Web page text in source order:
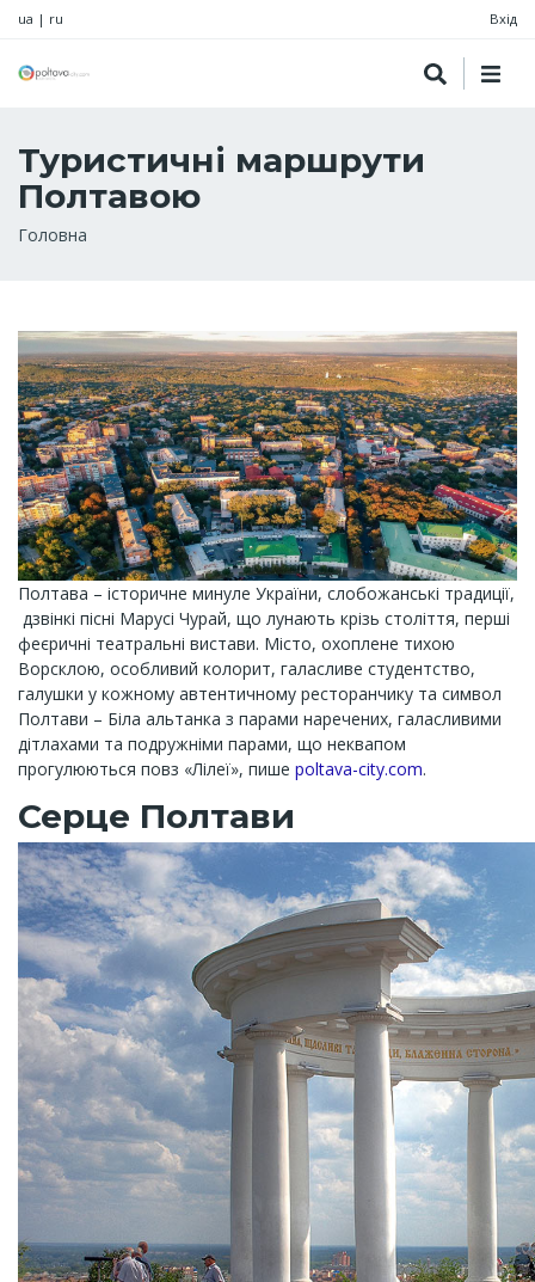
ua | ru Вхід
Туристичні маршрути
Полтавою
Рядок
Головна
Полтава – історичне минуле України, слобожанські традиції,
дзвінкі пісні Марусі Чурай, що лунають крізь століття, перші
феєричні театральні вистави. Місто, охоплене тихою
Ворсклою, особливий колорит, галасливе студентство,
галушки у кожному автентичному ресторанчику та символ
Полтави – Біла альтанка з парами наречених, галасливими
дітлахами та подружніми парами, що неквапом
прогулюються повз «Лілеї», пише poltava-city.com.
Серце Полтави